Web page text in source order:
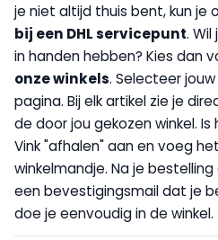
je niet altijd thuis bent, kun je
bij een DHL servicepunt.
in handen hebben? Kies dan
onze winkels. Selecteer
pagina. Bij elk artikel zie je
de door jou gekozen winkel.
Vink "afhalen" aan en voeg
winkelmandje. Na je
een bevestigingsmail dat je
doe je eenvoudig in de winkel.